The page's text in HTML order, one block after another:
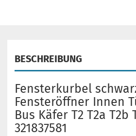
BESCHREIBUNG
Fensterkurbel
Fensteröffner Innen
Bus Käfer T2 T2a T2b
321837581